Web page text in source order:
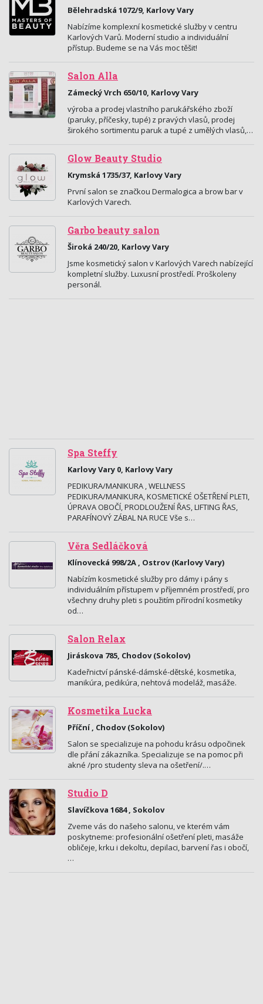
Bělehradská 1072/9, Karlovy Vary
Nabízíme komplexní kosmetické služby v centru
Karlových Varů. Moderní studio a individuální
přístup. Budeme se na Vás moc těšit!
Salon Alla
Zámecký Vrch 650/10, Karlovy Vary
výroba a prodej vlastního parukářského zboží
(paruky, příčesky, tupé) z pravých vlasů, prodej
širokého sortimentu paruk a tupé z umělých vlasů,…
Glow Beauty Studio
Krymská 1735/37, Karlovy Vary
První salon se značkou Dermalogica a brow bar v
Karlových Varech.
Garbo beauty salon
Široká 240/20, Karlovy Vary
Jsme kosmetický salon v Karlových Varech nabízející
kompletní služby. Luxusní prostředí. Proškoleny
personál.
Spa Steffy
Karlovy Vary 0, Karlovy Vary
PEDIKURA/MANIKURA , WELLNESS
PEDIKURA/MANIKURA, KOSMETICKÉ OŠETŘENÍ PLETI,
ÚPRAVA OBOČÍ, PRODLOUŽENÍ ŘAS, LIFTING ŘAS,
PARAFÍNOVÝ ZÁBAL NA RUCE Vše s…
Věra Sedláčková
Klínovecká 998/2A , Ostrov (Karlovy Vary)
Nabízím kosmetické služby pro dámy i pány s
individuálním přístupem v příjemném prostředí, pro
všechny druhy pleti s použitím přírodní kosmetiky
od…
Salon Relax
Jiráskova 785, Chodov (Sokolov)
Kadeřnictví pánské-dámské-dětské, kosmetika,
manikúra, pedikúra, nehtová modeláž, masáže.
Kosmetika Lucka
Příční , Chodov (Sokolov)
Salon se specializuje na pohodu krásu odpočinek
dle přání zákazníka. Specializuje se na pomoc při
akné /pro studenty sleva na ošetření/.…
Studio D
Slavíčkova 1684 , Sokolov
Zveme vás do našeho salonu, ve kterém vám
poskytneme: profesionální ošetření pleti, masáže
obličeje, krku i dekoltu, depilaci, barvení řas i obočí,
…